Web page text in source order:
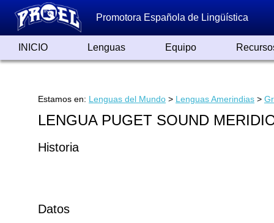
Promotora Española de Lingüística
INICIO Lenguas Equipo
Estamos en: Lenguas del Mundo > Lenguas Amerindias >
LENGUA PUGET SOUND
Historia
Datos